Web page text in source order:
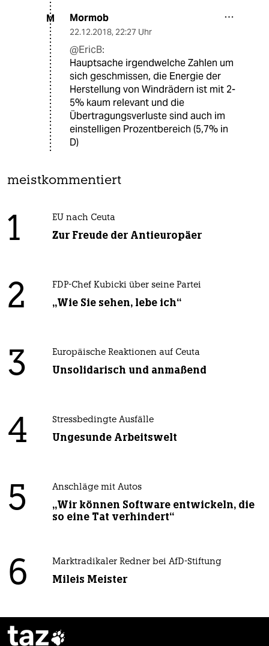
M Mormob
22.12.2018, 22:27 Uhr
@EricB:
Hauptsache irgendwelche Zahlen um
sich geschmissen, die Energie der
Herstellung von Windrädern ist mit 2-
5% kaum relevant und die
Übertragungsverluste sind auch im
einstelligen Prozentbereich (5,7% in
D)
meistkommentiert
1 EU nach Ceuta
Zur Freude der Antieuropäer
2 FDP-Chef Kubicki über seine Partei
„Wie Sie sehen, lebe ich“
3 Europäische Reaktionen auf Ceuta
Unsolidarisch und anmaßend
4 Stressbedingte Ausfälle
Ungesunde Arbeitswelt
5 Anschläge mit Autos
„Wir können Software entwickeln, die
so eine Tat verhindert“
6 Marktradikaler Redner bei AfD-Stiftung
Mileis Meister
taz